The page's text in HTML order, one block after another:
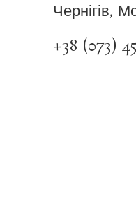
Чернігів,
+38 (073)